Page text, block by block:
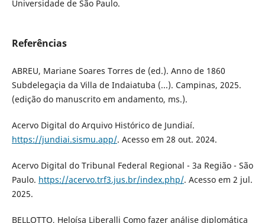
Universidade de São Paulo.
Referências
ABREU, Mariane Soares Torres de (ed.). Anno de 1860
Subdelegaçia da Villa de Indaiatuba (...). Campinas, 2025.
(edição do manuscrito em andamento, ms.).
Acervo Digital do Arquivo Histórico de Jundiaí.
https://jundiai.sismu.app/. Acesso em 28 out. 2024.
Acervo Digital do Tribunal Federal Regional - 3a Região - São
Paulo. https://acervo.trf3.jus.br/index.php/. Acesso em 2 jul.
2025.
BELLOTTO, Heloísa Liberalli Como fazer análise diplomática